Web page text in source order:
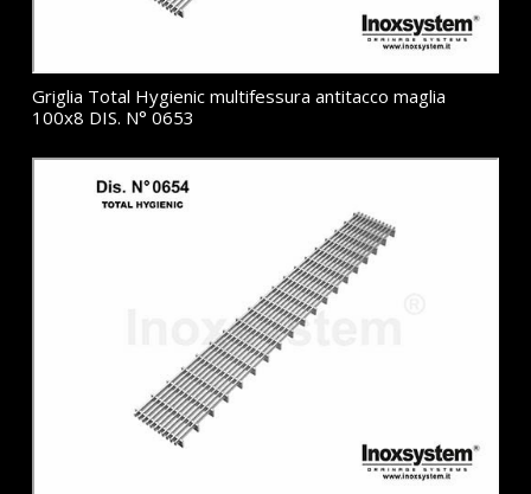
Griglia Total Hygienic multifessura antitacco maglia
100x8 DIS. N° 0653